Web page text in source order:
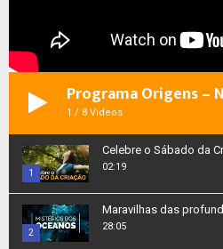
Programa Origens –
1 / 8 Videos
1
Thumbnail
youtube
Celebre o Sábado da
02:19
2
Maravilhas das
28:05